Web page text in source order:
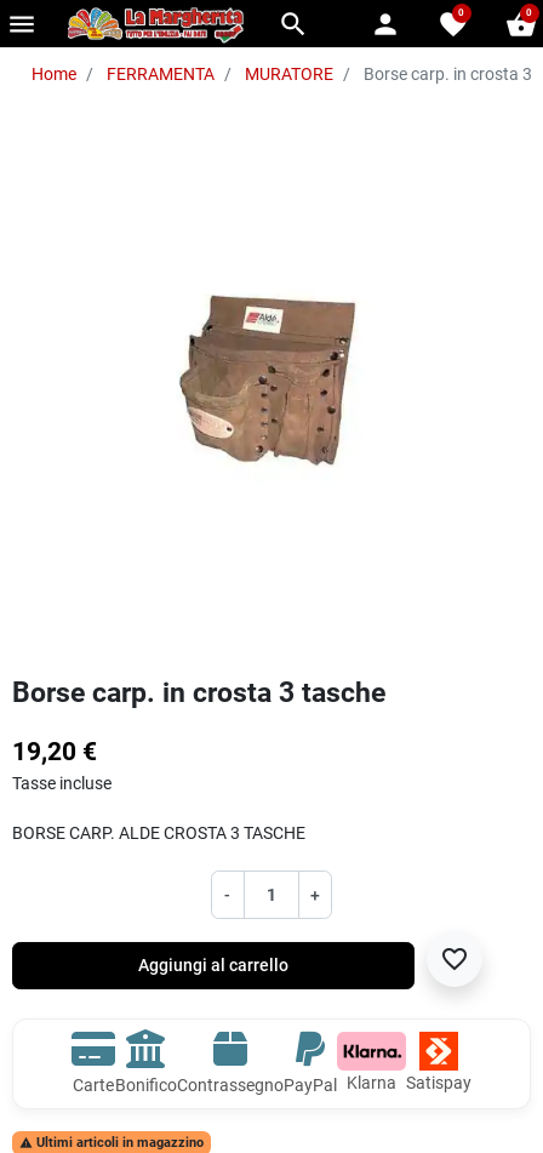
menu search person favorite
0 shopping_basket
0
Home FERRAMENTA MURATORE Borse carp. in crosta 3
Borse carp. in crosta 3 tasche
19,20 €
Tasse incluse
BORSE CARP. ALDE CROSTA 3 TASCHE
- +
Aggiungi al carrello favorite_border
CarteBonificoContrassegnoPayPal Klarna Satispay
 Ultimi articoli in magazzino